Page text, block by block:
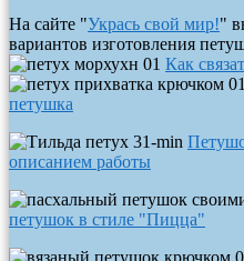
На сайте "Укрась свой мир!"
вариантов изготовления
Как
петушка
описанием работы
петушок в стиле "Пицца"